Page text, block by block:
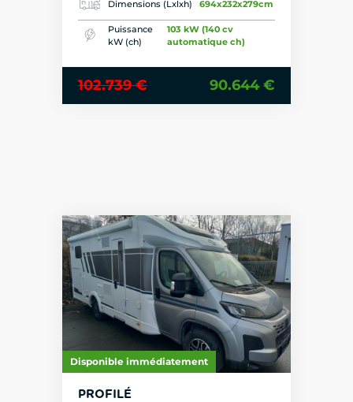
Dimensions (Lxlxh) 694x232x279cm
Puissance
kW (ch)
103 kW (140 cv
automatique ch)
102.739 € 90.644 €
Disponible immédiatement
PROFILÉ